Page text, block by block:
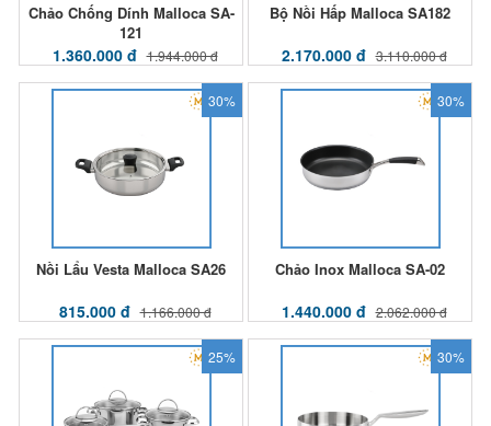
Chảo Chống Dính Malloca SA-
121
1.360.000 đ 1.944.000 đ
Bộ Nồi Hấp Malloca SA182
2.170.000 đ 3.110.000 đ
30%
Nồi Lẩu Vesta Malloca SA26
815.000 đ 1.166.000 đ
30%
Chảo Inox Malloca SA-02
1.440.000 đ 2.062.000 đ
25% 30%